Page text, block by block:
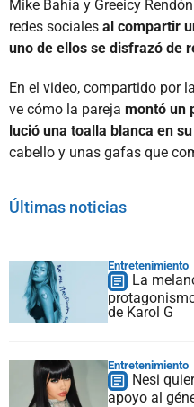
Mike Bahía y Greeicy
redes sociales al compartir
uno de ellos se disfrazó de
En el video, compartido por
ve cómo la pareja montó un
lució una toalla blanca en
cabello y unas gafas que
Últimas noticias
Entretenimiento
La
de Karol G
Entretenimiento
Nesi
apoyo al